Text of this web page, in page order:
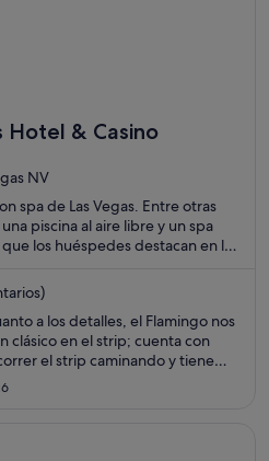
Hotel & Casino
NV
spa de Las Vegas. Entre otras
piscina al aire libre y un spa
los huéspedes destacan en los
que se encuentran cerca son
The Linq y Coliseo en
a los detalles, el Flamingo nos
clásico en el strip; cuenta con
el strip caminando y tiene
High Roller, así como
hotel."